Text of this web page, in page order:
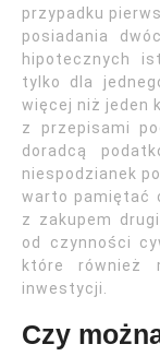
przypadku
posiadania
hipotecznych
tylko dla
więcej niż jeden
z przepisami
doradcą
niespodzianek
warto pamiętać
z zakupem
od czynności
które również
inwestycji.
Czy